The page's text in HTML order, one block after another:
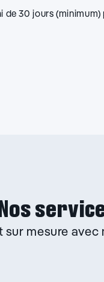
de 30 jours
Nos
sur mesure